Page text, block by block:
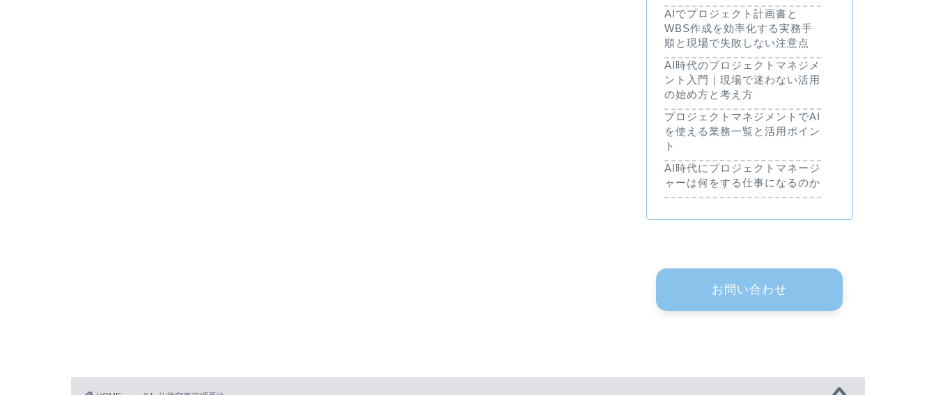
AIでプロジェクト計画書と
WBS作成を効率化する実務手
順と現場で失敗しない注意点
AI時代のプロジェクトマネジメ
ント入門｜現場で迷わない活用
の始め方と考え方
プロジェクトマネジメントでAI
を使える業務一覧と活用ポイン
ト
AI時代にプロジェクトマネージ
ャーは何をする仕事になるのか
お問い合わせ